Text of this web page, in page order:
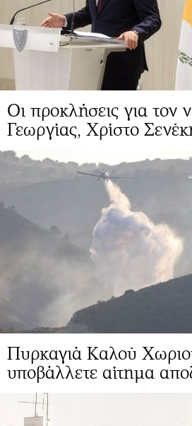
Οι προκλήσεις για τον
Γεωργίας, Χρίστο
Πυρκαγιά Καλού
υποβάλλετε αίτημα